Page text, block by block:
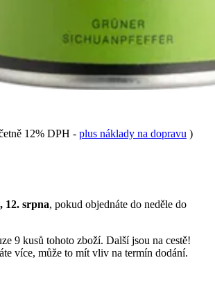
12% DPH - plus náklady na dopravu )
12. srpna, pokud objednáte do neděle do
9 kusů tohoto zboží. Další jsou na cestě!
více, může to mít vliv na termín dodání.